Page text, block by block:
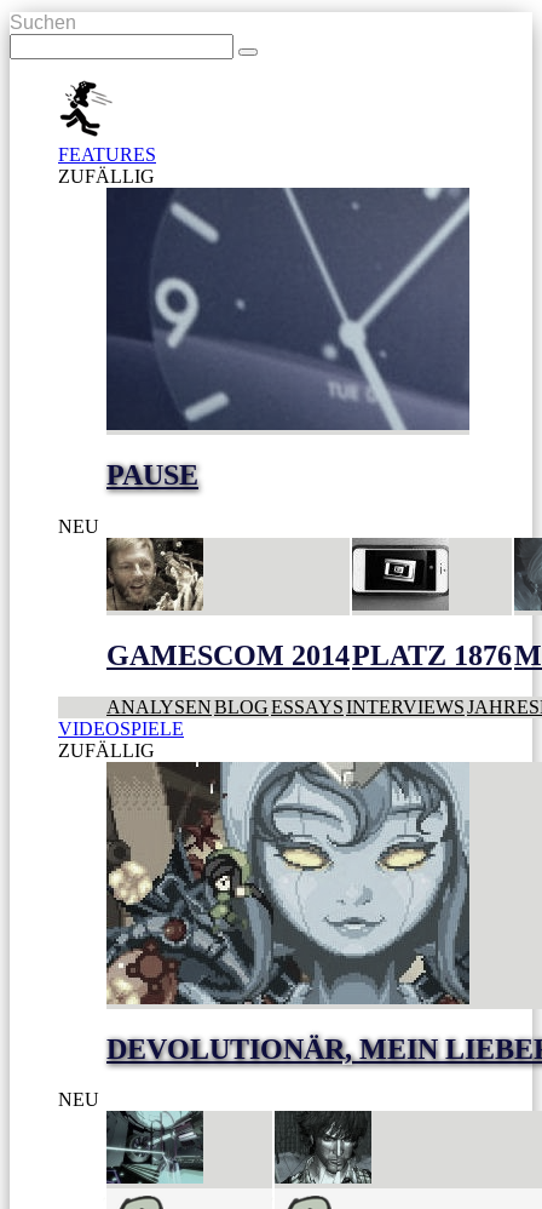
Suchen
FEATURES
ZUFÄLLIG
PAUSE
NEU
GAMESCOM 2014PLATZ 1876
ANALYSENBLOGESSAYSINTERVIEWS
VIDEOSPIELE
ZUFÄLLIG
DEVOLUTIONÄR, MEIN
NEU